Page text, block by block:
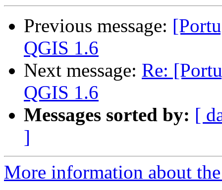
Previous message:
QGIS 1.6
Next message: Re:
QGIS 1.6
Messages sorted by: [
]
More information about